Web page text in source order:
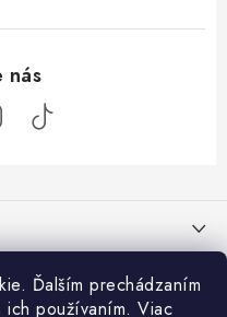
Ďalším prechádzaním
ich používaním. Viac